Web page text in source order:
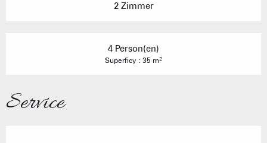
2 Zimmer
4 Person(en)
Superficy : 35 m2
Service